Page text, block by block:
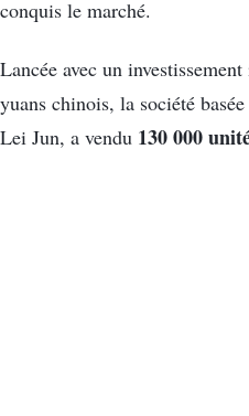
conquis le marché.
Lancée avec un
yuans chinois, la société
Lei Jun, a vendu 130 000